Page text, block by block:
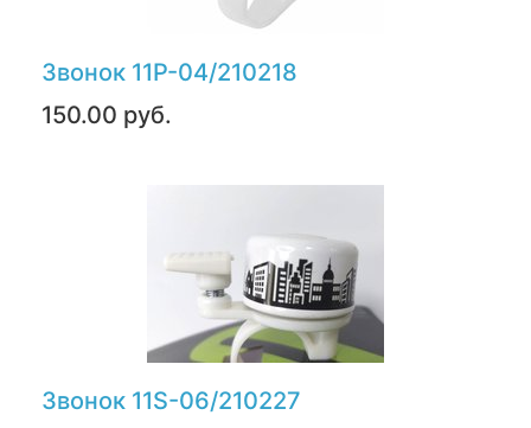
Звонок 11Р-04/210218
150.00 руб.
Звонок 11S-06/210227